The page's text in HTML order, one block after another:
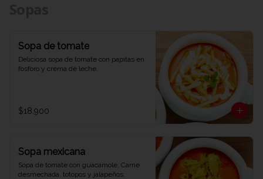
Sopa de tomate
Deliciosa sopa de tomate con papitas en
fosforo y crema de leche.
$18.900
Sopa mexicana
Sopa de tomate con guacamole, Carne
desmechada, totopos y jalapeños.